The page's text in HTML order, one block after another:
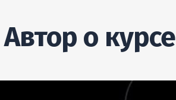
Автор о курсе